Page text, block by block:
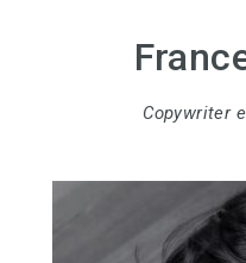
Copywriter